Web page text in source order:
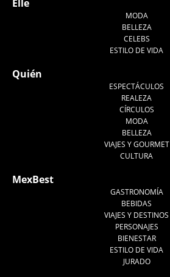
Elle
MODA
BELLEZA
CELEBS
ESTILO DE VIDA
Quién
ESPECTÁCULOS
REALEZA
CÍRCULOS
MODA
BELLEZA
VIAJES Y GOURMET
CULTURA
MexBest
GASTRONOMÍA
BEBIDAS
VIAJES Y DESTINOS
PERSONAJES
BIENESTAR
ESTILO DE VIDA
JURADO